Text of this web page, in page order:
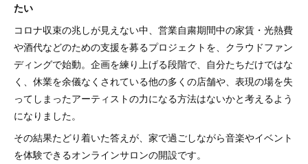
たい
コロナ収束の兆しが見えない中、営業自粛期間中の家賃・光熱費
や酒代などのための支援を募るプロジェクトを、クラウドファン
ディングで始動。企画を練り上げる段階で、自分たちだけではな
く、休業を余儀なくされている他の多くの店舗や、表現の場を失
ってしまったアーティストの力になる方法はないかと考えるよう
になりました。
その結果たどり着いた答えが、家で過ごしながら音楽やイベント
を体験できるオンラインサロンの開設です。